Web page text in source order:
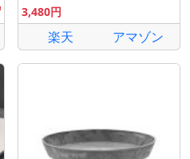
3,480円
楽天 アマゾン